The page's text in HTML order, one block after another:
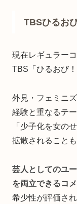
TBSひるお
現在レギュラー
TBS「ひるおび
外見・フェミニ
経験と重なるテ
「少子化を女の
拡散されることも
芸人としてのユ
を両立できるコ
希少性が評価さ